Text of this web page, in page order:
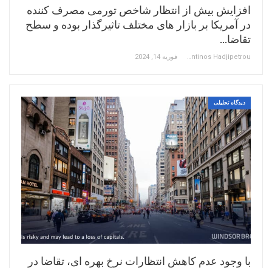
افزایش بیش از انتظار شاخص تورمی مصرف کننده
در آمریکا بر بازار های مختلف تاثیرگذار بوده و سطح
تقاضا…
Constantinos Hadjipetrou فوریه 14, 2024
دیدگاه تحلیلی
با وجود عدم کاهش انتظارات نرخ بهره ای، تقاضا در